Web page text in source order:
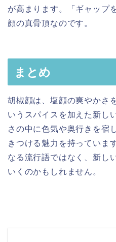
が高まります。「ギャップ
顔の真骨頂なのです。
まとめ
胡椒顔は、塩顔の爽やかさ
いうスパイスを加えた新し
さの中に色気や奥行きを宿
きつける魅力を持っていま
なる流行語ではなく、新し
いくのかもしれません。